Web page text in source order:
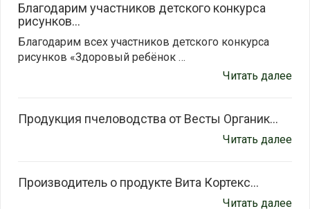
Благодарим участников детского конкурса
рисунков...
Благодарим всех участников детского конкурса
рисунков «Здоровый ребёнок …
Читать далее
Продукция пчеловодства от Весты Органик...
Читать далее
Производитель о продукте Вита Кортекс...
Читать далее